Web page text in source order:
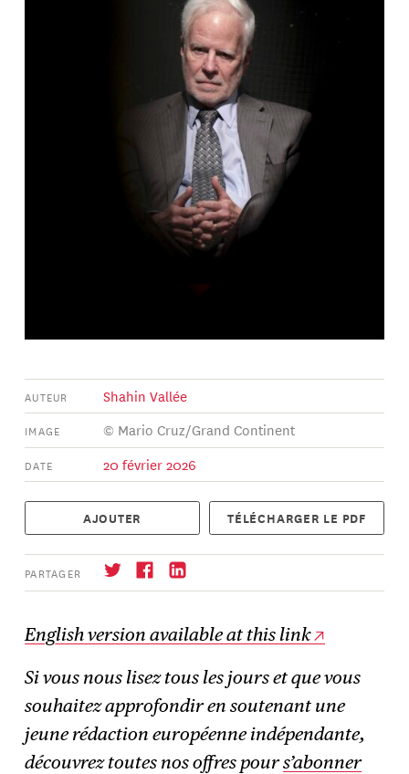
AUTEUR Shahin Vallée
IMAGE © Mario Cruz/Grand Continent
DATE 20 février 2026
AJOUTER TÉLÉCHARGER LE PDF
PARTAGER
→ S'abonner
English version available at this link
Si vous nous lisez tous les jours et que vous
souhaitez approfondir en soutenant une
jeune rédaction européenne indépendante,
découvrez toutes nos offres pours’abonner